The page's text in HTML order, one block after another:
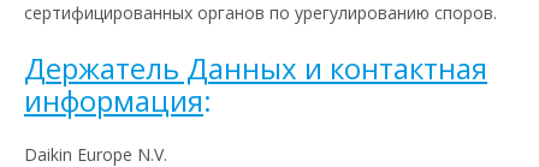
сертифицированных органов по урегулированию споров.
Держатель Данных и контактная
информация:
Daikin Europe N.V.